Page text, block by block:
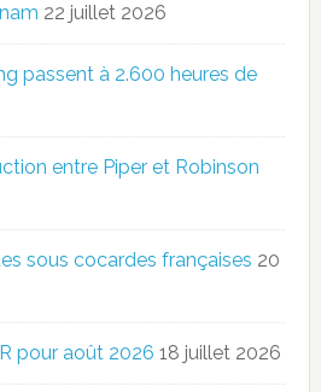
22 juillet 2026
passent à 2.600 heures de
entre Piper et Robinson
sous cocardes françaises 20
pour août 2026 18 juillet 2026